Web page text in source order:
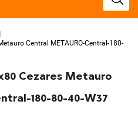
Central METAURO-Central-180-
Cezares Metauro
180-80-40-W37